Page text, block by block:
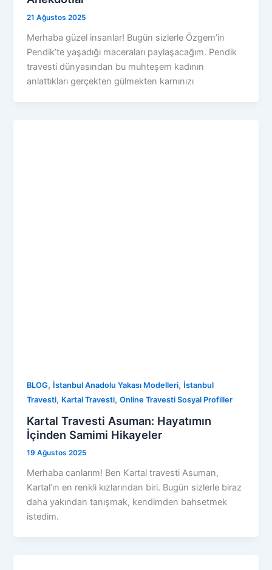
21 Ağustos 2025
Merhaba güzel insanlar! Bugün sizlerle Özgem’in
Pendik’te yaşadığı maceraları paylaşacağım. Pendik
travesti dünyasından bu muhteşem kadının
anlattıkları gerçekten gülmekten karnınızı
BLOG, İstanbul Anadolu Yakası Modelleri, İstanbul
Travesti, Kartal Travesti,Online Travesti Sosyal Profiller
Kartal Travesti Asuman: Hayatımın
İçinden Samimi Hikayeler
19 Ağustos 2025
Merhaba canlarım! Ben Kartal travesti Asuman,
Kartal’ın en renkli kızlarından biri. Bugün sizlerle biraz
daha yakından tanışmak, kendimden bahsetmek
istedim.